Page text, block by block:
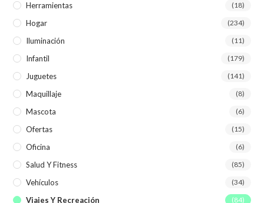
Herramientas (18)
Hogar (234)
Iluminación (11)
Infantil (179)
Juguetes (141)
Maquillaje (8)
Mascota (6)
Ofertas (15)
Oficina (6)
Salud Y Fitness (85)
Vehículos (34)
Viajes Y Recreación (84)